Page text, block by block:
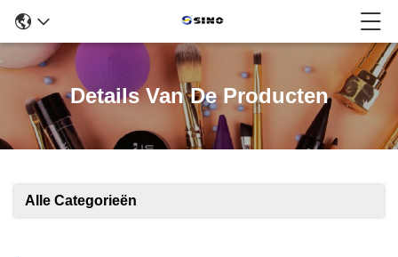
Details Van De Producten
Alle Categorieën